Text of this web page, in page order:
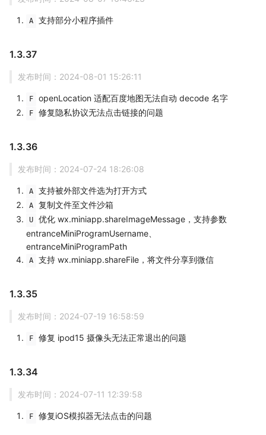
A 支持部分小程序插件
1.3.37
发布时间：2024-08-01 15:26:11
F openLocation 适配百度地图无法自动 decode 名字
F 修复隐私协议无法点击链接的问题
1.3.36
发布时间：2024-07-24 18:26:08
A 支持被外部文件选为打开方式
A 复制文件至文件沙箱
U
优化 wx.miniapp.shareImageMessage，支持参数
entranceMiniProgramUsername、
entranceMiniProgramPath
A 支持 wx.miniapp.shareFile，将文件分享到微信
1.3.35
发布时间：2024-07-19 16:58:59
F 修复 ipod15 摄像头无法正常退出的问题
1.3.34
发布时间：2024-07-11 12:39:58
F 修复iOS模拟器无法点击的问题